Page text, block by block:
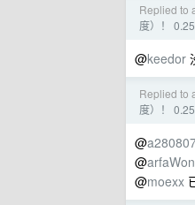
Replied to
度）！
@keedor
Replied to
度）！
@
@
@moexx